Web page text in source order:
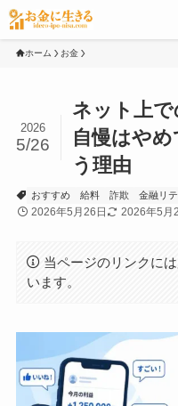
ホーム お金
ネット上
自慢はや
う理由
2026
5/26
おすすめ 給料 詐欺 金融リ
2026年5月26日 2026年5月
当ページのリンクに
います。